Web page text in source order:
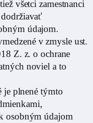
všetci zamestnanci
údajom.
v zmysle ust.
Z. z. o ochrane
noviel a to
je plnené týmto
osobným údajom